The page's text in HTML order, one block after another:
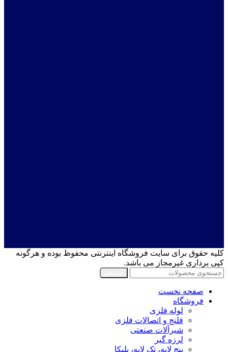
کلیه حقوق برای سایت فروشگاه اینترنتی محفوظ بوده و هرگونه
کپی برداری غیرمجاز می باشد.
صفحه نخست
فروشگاه
لوله فلزی
فلنج و اتصالات فلزی
شیرآلات صنعتی
لرزه گیر
پنج لایه، تک لایه، پلیکا